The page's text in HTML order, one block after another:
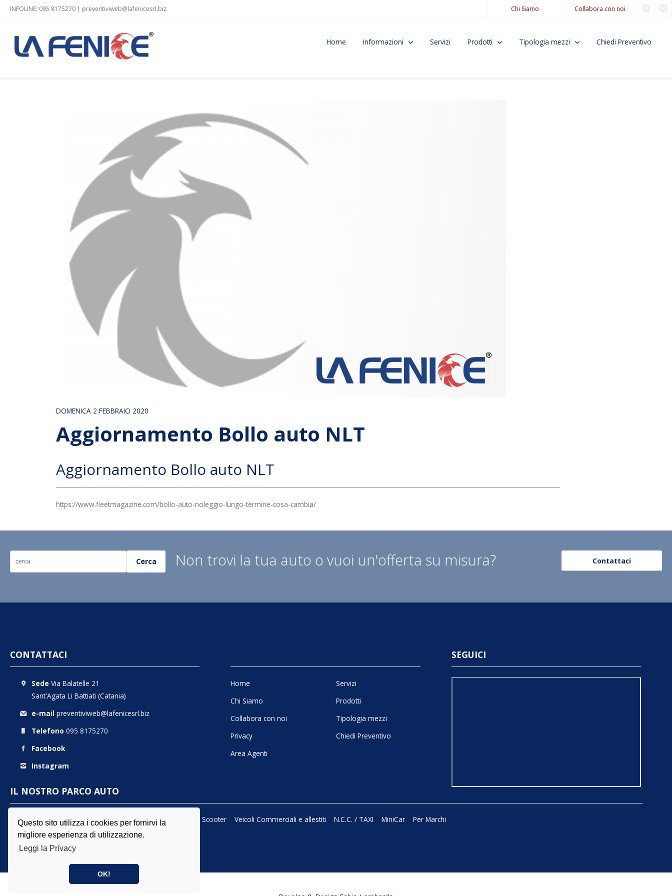
Questo sito utilizza i cookies per fornirvi la
migliore esperienza di utilizzazione.
Leggi la Privacy
OK!
INFOLINE: 095 8175270 | preventiviweb@lafenicesrl.biz Chi Siamo Collabora con noi
Home Informazioni Servizi Prodotti Tipologia mezzi Chiedi Preventivo
DOMENICA 2 FEBBRAIO 2020
Aggiornamento Bollo auto NLT
Aggiornamento Bollo auto NLT
https://www.fleetmagazine.com/bollo-auto-noleggio-lungo-termine-cosa-cambia/
Cerca Non trovi la tua auto o vuoi un'offerta su misura? Contattaci
CONTATTACI
Sede Via Balatelle 21
Sant'Agata Li Battiati (Catania)
e-mail preventiviweb@lafenicesrl.biz
Telefono 095 8175270
Facebook
Instagram
Home
Chi Siamo
Collabora con noi
Privacy
Area Agenti
Servizi
Prodotti
Tipologia mezzi
Chiedi Preventivo
SEGUICI
IL NOSTRO PARCO AUTO
Citycar Compatte e Crossover SUV e Prestige Moto e Scooter Veicoli Commerciali e allestiti N.C.C. / TAXI MiniCar Per Marchi
© La Fenice srl - P.iva 04842770879 |Torna su